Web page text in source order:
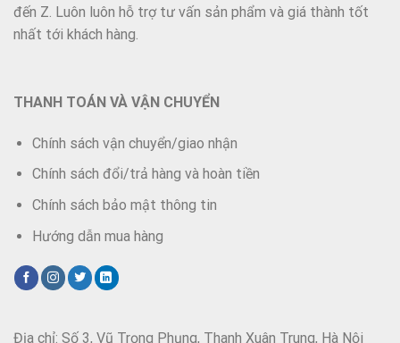
đến Z. Luôn luôn hỗ trợ tư vấn sản phẩm và giá thành tốt
nhất tới khách hàng.
Địa chỉ: Số 3, Vũ Trọng Phụng, Thanh Xuân Trung, Hà Nội
THANH TOÁN VÀ VẬN CHUYỂN
Chính sách vận chuyển/giao nhận
Chính sách đổi/trả hàng và hoàn tiền
Chính sách bảo mật thông tin
Hướng dẫn mua hàng